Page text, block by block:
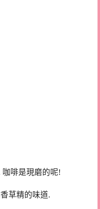
啡是現磨的呢!
草精的味道.